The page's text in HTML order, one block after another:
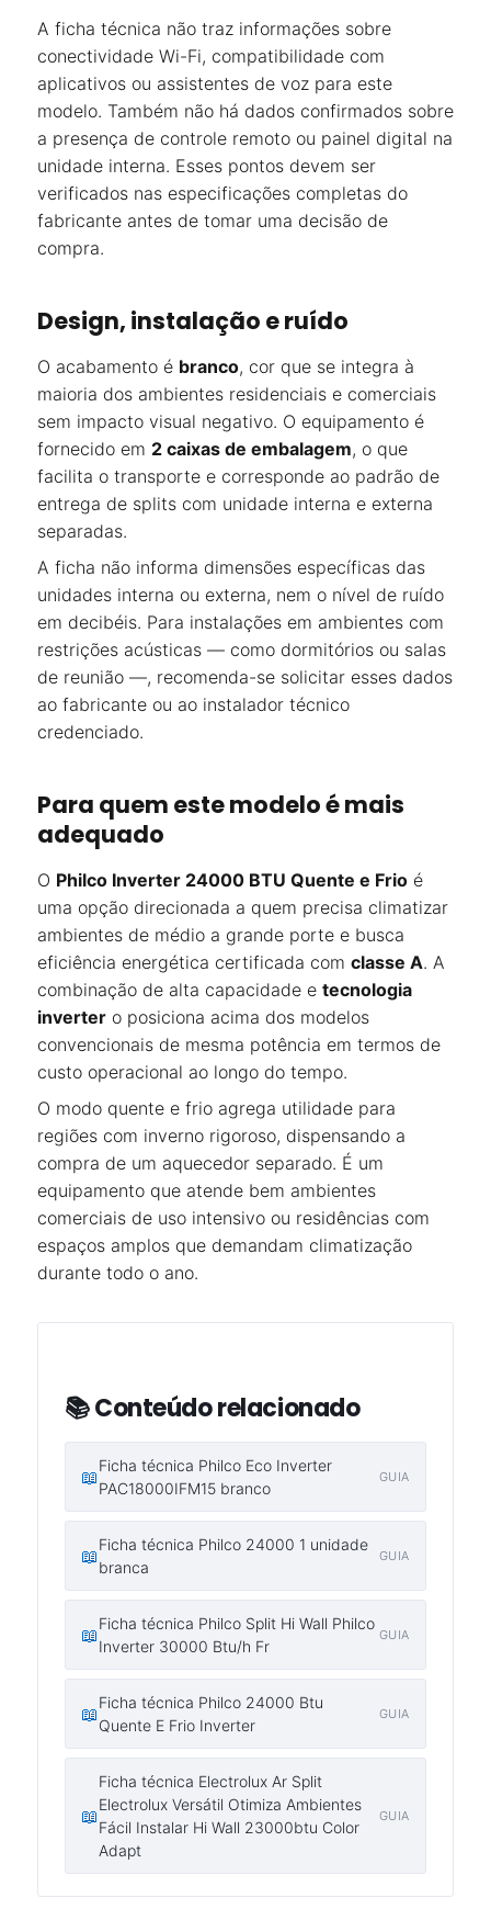
A ficha técnica não traz informações sobre
conectividade Wi-Fi, compatibilidade com
aplicativos ou assistentes de voz para este
modelo. Também não há dados confirmados sobre
a presença de controle remoto ou painel digital na
unidade interna. Esses pontos devem ser
verificados nas especificações completas do
fabricante antes de tomar uma decisão de
compra.
Design, instalação e ruído
O acabamento é branco, cor que se integra à
maioria dos ambientes residenciais e comerciais
sem impacto visual negativo. O equipamento é
fornecido em 2 caixas de embalagem, o que
facilita o transporte e corresponde ao padrão de
entrega de splits com unidade interna e externa
separadas.
A ficha não informa dimensões específicas das
unidades interna ou externa, nem o nível de ruído
em decibéis. Para instalações em ambientes com
restrições acústicas — como dormitórios ou salas
de reunião —, recomenda-se solicitar esses dados
ao fabricante ou ao instalador técnico
credenciado.
Para quem este modelo é mais
adequado
O Philco Inverter 24000 BTU Quente e Frio é
uma opção direcionada a quem precisa climatizar
ambientes de médio a grande porte e busca
eficiência energética certificada com classe A. A
combinação de alta capacidade e tecnologia
inverter o posiciona acima dos modelos
convencionais de mesma potência em termos de
custo operacional ao longo do tempo.
O modo quente e frio agrega utilidade para
regiões com inverno rigoroso, dispensando a
compra de um aquecedor separado. É um
equipamento que atende bem ambientes
comerciais de uso intensivo ou residências com
espaços amplos que demandam climatização
durante todo o ano.
📚 Conteúdo relacionado
📖
Ficha técnica Philco Eco Inverter
PAC18000IFM15 branco
GUIA
📖
Ficha técnica Philco 24000 1 unidade
branca
GUIA
📖
Ficha técnica Philco Split Hi Wall Philco
Inverter 30000 Btu/h Fr
GUIA
📖
Ficha técnica Philco 24000 Btu
Quente E Frio Inverter
GUIA
📖
Ficha técnica Electrolux Ar Split
Electrolux Versátil Otimiza Ambientes
Fácil Instalar Hi Wall 23000btu Color
Adapt
GUIA